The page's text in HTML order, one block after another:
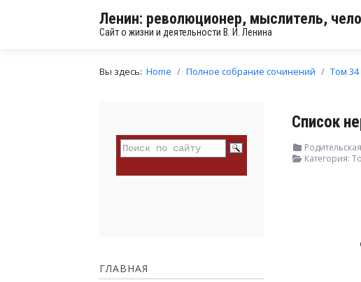
Ленин: революционер, мыслитель,
Сайт о жизни и деятельности В. И. Ленина
Вы здесь: Home Полное собрание сочинений Том 34
ГЛАВНАЯ
Список
Категория: